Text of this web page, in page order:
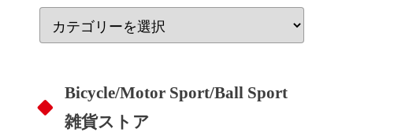
Bicycle/Motor Sport/Ball Sport
雑貨ストア